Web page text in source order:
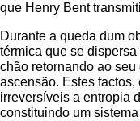
que Henry Bent
Durante a queda dum
térmica que se
chão retornando ao
ascensão. Estes
irreversíveis a entropia
constituindo um